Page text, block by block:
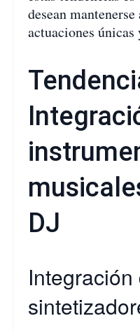
desean
actuaciones
DJ
Integración